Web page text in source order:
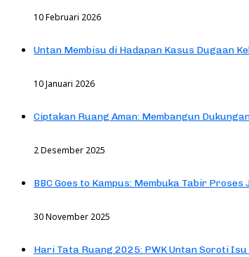
10 Februari 2026
Untan Membisu di Hadapan Kasus Dugaan
10 Januari 2026
Ciptakan Ruang Aman: Membangun
2 Desember 2025
BBC Goes to Kampus: Membuka Tabir
30 November 2025
Hari Tata Ruang 2025: PWK Untan Soroti